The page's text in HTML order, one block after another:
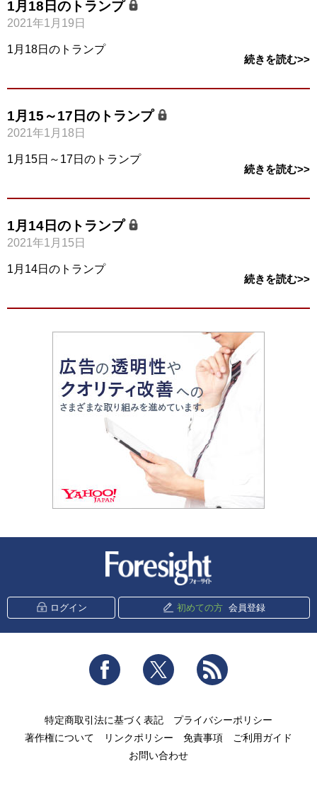
1月18日のトランプ
2021年1月19日
1月18日のトランプ
続きを読む>>
1月15～17日のトランプ
2021年1月18日
1月15日～17日のトランプ
続きを読む>>
1月14日のトランプ
2021年1月15日
1月14日のトランプ
続きを読む>>
ログイン 初めての方 会員登録
Facebook Twitter
特定商取引法に基づく表記
プライバシーポリシー
著作権について
リンクポリシー 免責事項
ご利用ガイド
お問い合わせ